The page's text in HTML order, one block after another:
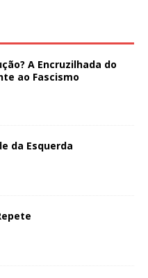
A Encruzilhada do
ao Fascismo
da Esquerda